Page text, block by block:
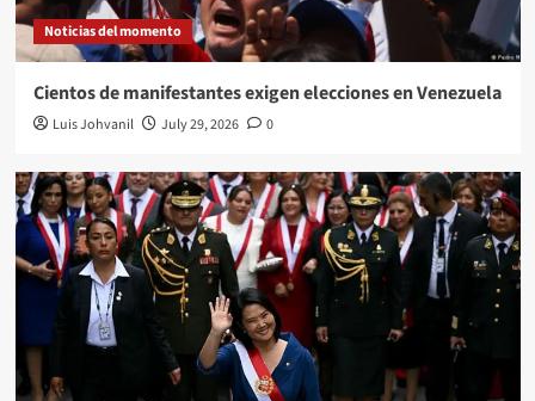
Noticias del momento
Cientos de manifestantes exigen elecciones en Venezuela
Luis Johvanil July 29, 2026 0